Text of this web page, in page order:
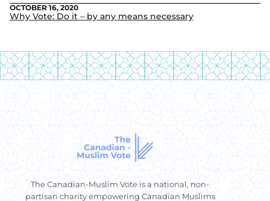
OCTOBER 16, 2020
Why Vote: Do it – by any means necessary
The Canadian-Muslim Vote is a national, non-
partisan charity empowering Canadian Muslims